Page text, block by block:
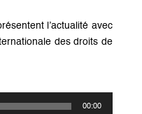
l’actualité avec
des droits de
00:00